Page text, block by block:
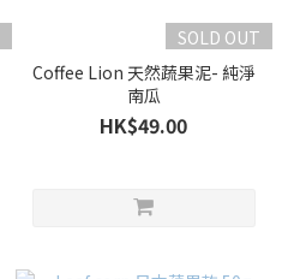
SOLD OUT
Coffee Lion 天然蔬果泥- 純淨
南瓜
HK$49.00